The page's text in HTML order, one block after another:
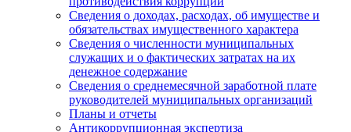
Сведения о доходах, расходах, об имуществе и
обязательствах имущественного характера
Сведения о численности муниципальных
служащих и о фактических затратах на их
денежное содержание
Сведения о среднемесячной заработной плате
руководителей муниципальных организаций
Планы и отчеты
Антикоррупционная экспертиза